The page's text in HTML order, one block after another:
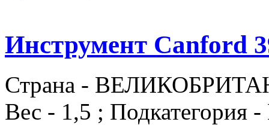
Инструмент Canford
Страна -
Вес - 1,5 ; Подкатегория